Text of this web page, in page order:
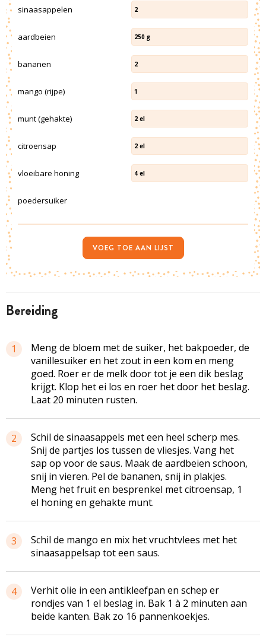
bereiding
1
Meng de bloem met de suiker, het bakpoeder, de
vanillesuiker en het zout in een kom en meng
goed. Roer er de melk door tot je een dik beslag
krijgt. Klop het ei los en roer het door het beslag.
Laat 20 minuten rusten.
2
Schil de sinaasappels met een heel scherp mes.
Snij de partjes los tussen de vliesjes. Vang het
sap op voor de saus. Maak de aardbeien schoon,
snij in vieren. Pel de bananen, snij in plakjes.
Meng het fruit en besprenkel met citroensap, 1
el honing en gehakte munt.
3
Schil de mango en mix het vruchtvlees met het
sinaasappelsap tot een saus.
4 Verhit olie in een antikleefpan en schep er
rondjes van 1 el beslag in. Bak 1 à 2 minuten aan
beide kanten. Bak zo 16 pannenkoekjes.
sinaasappelen 2
aardbeien 250 g
bananen 2
mango (rijpe) 1
munt (gehakte) 2 el
citroensap 2 el
vloeibare honing 4 el
poedersuiker
VOEG TOE AAN LIJST